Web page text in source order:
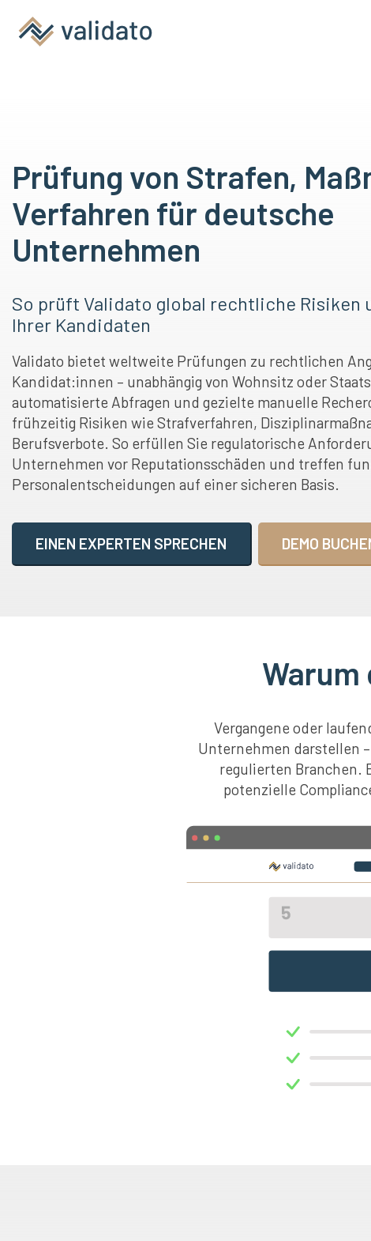
Prüfung von Strafen,
Verfahren für deutsche
Unternehmen
So prüft Validato global rechtliche Risiken
Ihrer Kandidaten
Validato bietet weltweite Prüfungen zu rechtlichen
Kandidat:innen – unabhängig von Wohnsitz oder
automatisierte Abfragen und gezielte manuelle
frühzeitig Risiken wie Strafverfahren,
Berufsverbote. So erfüllen Sie regulatorische
Unternehmen vor Reputationsschäden und treffen
Personalentscheidungen auf einer sicheren Basis.
EINEN EXPERTEN SPRECHEN DEMO
Vergangene oder
Unternehmen darstellen
regulierten Branchen.
potenzielle